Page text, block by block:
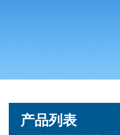
产品列表